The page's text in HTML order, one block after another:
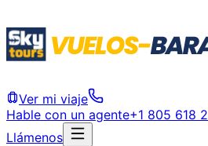
Ver mi viaje
Hable con un agente+1 805 618
Llámenos